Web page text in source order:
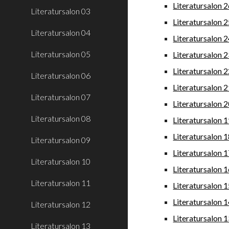
Literatursalon 03
Literatursalon 04
Literatursalon 05
Literatursalon 06
Literatursalon 07
Literatursalon 08
Literatursalon 09
Literatursalon 10
Literatursalon 11
Literatursalon 12
Literatursalon 13
Literatursalon
Literatursalon
Literatursalon
Literatursalon
Literatursalon
Literatursalon
Literatursalon
Literatursalon
Literatursalon
Literatursalon
Literatursalon
Literatursalon
Literatursalon
Literatursalon